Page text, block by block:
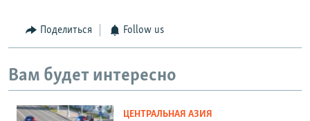
Поделиться Follow us
Вам будет интересно
ЦЕНТРАЛЬНАЯ АЗИЯ